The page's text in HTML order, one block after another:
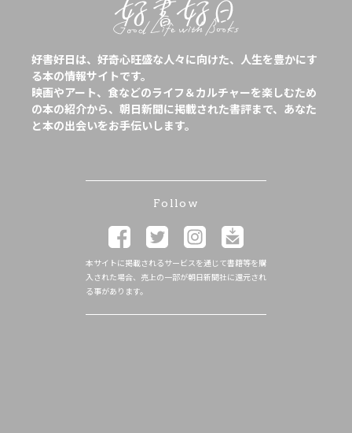
好書好日は、好奇心旺盛な人々に向けた、人生を豊かにす
る本の情報サイトです。
映画やアート、食などのライフ＆カルチャーを楽しむため
の本の紹介から、朝日新聞に掲載された書評まで、あなた
と本の出会いをお手伝いします。
Follow
本サイトに掲載されるサービスを通じて書籍等を購
入された場合、売上の一部が朝日新聞社に還元され
る事があります。